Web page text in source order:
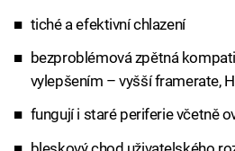
tiché a efektivní chlazení
bezproblémová zpětná
vylepšením – vyšší framerate,
fungují i staré periferie včetně